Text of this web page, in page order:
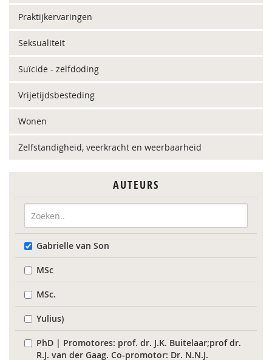
Praktijkervaringen
Seksualiteit
Suïcide - zelfdoding
Vrijetijdsbesteding
Wonen
Zelfstandigheid, veerkracht en weerbaarheid
AUTEURS
Gabrielle van Son
MSc
MSc.
Yulius)
PhD | Promotores: prof. dr. J.K. Buitelaar;prof dr.
R.J. van der Gaag. Co-promotor: Dr. N.N.J.